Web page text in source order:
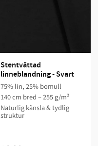
Stentvättad
linneblandning - Svart
75% lin, 25% bomull
140 cm bred – 255 g/m²
Naturlig känsla & tydlig
struktur